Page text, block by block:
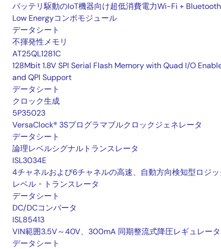
バッテリ駆動のIoT機器向け超低消費電力Wi-Fi + Bluetooth
Low Energyコンボモジュール
データシート
不揮発性メモリ
AT25QL1281C
128Mbit 1.8V SPI Serial Flash Memory with Quad I/O
and QPI Support
データシート
クロック生成
5P35023
VersaClock® 3Sプログラマブルクロックジェネレータ
データシート
論理レベルシグナルトランスレータ
ISL3034E
4チャネルおよび6チャネルの高速、自動方向検知型ロジ
レベル・トランスレータ
データシート
DC/DCコンバータ
ISL85413
VIN範囲3.5V～40V、300mA 同期整流式降圧レギュレータ
データシート